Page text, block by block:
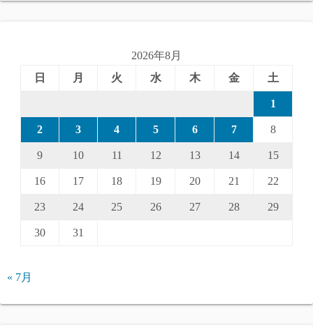
2026年8月
日
月 火 水 木 金 土
1
2 3 4 5 6 7 8
9 10 11 12 13 14 15
16 17 18 19 20 21 22
23 24 25 26 27 28 29
30 31
« 7月